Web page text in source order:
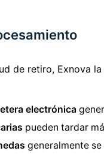
de retiro, Exnova
electrónica
pueden tardar
generalmente